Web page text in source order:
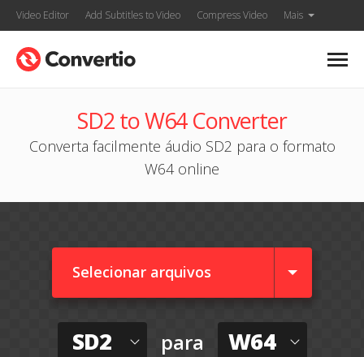
Video Editor Add Subtitles to Video Compress Video Mais
SD2 to W64 Converter
Converta facilmente áudio SD2 para o formato
W64 online
Selecionar arquivos
SD2 para W64